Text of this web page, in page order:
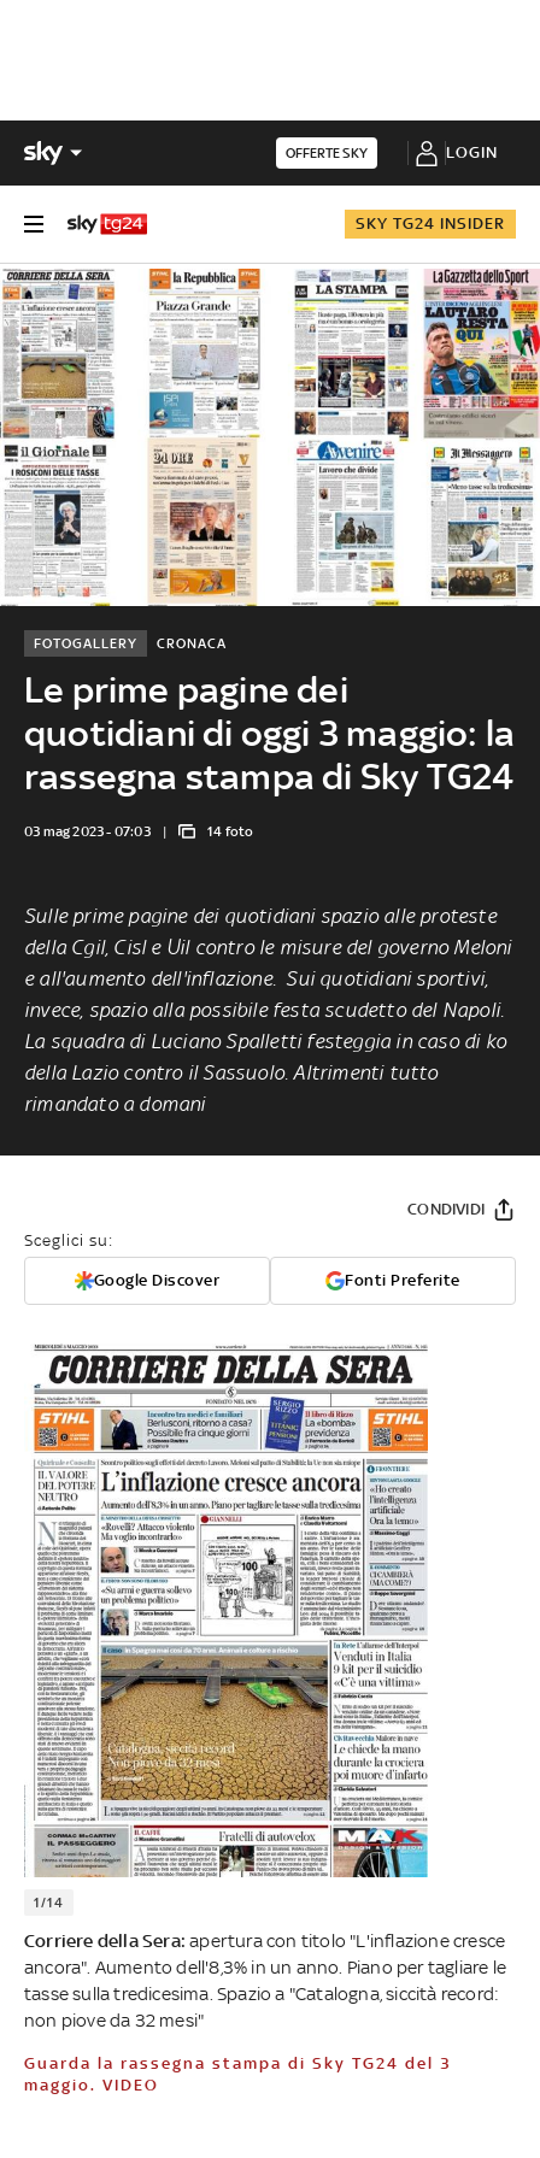
OFFERTE SKY LOGIN
SKY TG24 INSIDER
Le prime pagine dei
quotidiani di oggi 3 maggio: la
rassegna stampa di Sky TG24
CRONACA
FOTOGALLERY
03 mag 2023 - 07:03 14 foto
Sulle prime pagine dei quotidiani spazio alle proteste
della Cgil, Cisl e Uil contro le misure del governo Meloni
e all'aumento dell'inflazione. Sui quotidiani sportivi,
invece, spazio alla possibile festa scudetto del Napoli.
La squadra di Luciano Spalletti festeggia in caso di ko
della Lazio contro il Sassuolo. Altrimenti tutto
rimandato a domani
Sceglici su:
Google Discover Fonti Preferite
CONDIVIDI
1/14
Corriere della Sera:apertura con titolo "L'inflazione cresce
ancora". Aumento dell'8,3% in un anno. Piano per tagliare le
tasse sulla tredicesima. Spazio a "Catalogna, siccità record:
non piove da 32 mesi"
Guarda la rassegna stampa di Sky TG24 del 3
maggio. VIDEO